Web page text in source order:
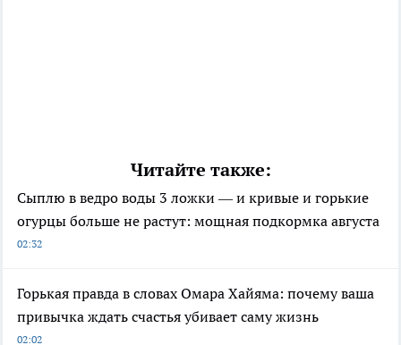
Читайте также:
Сыплю в ведро воды 3 ложки — и кривые и горькие
огурцы больше не растут: мощная подкормка августа
02:32
Горькая правда в словах Омара Хайяма: почему ваша
привычка ждать счастья убивает саму жизнь
02:02